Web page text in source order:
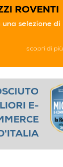
ROVENTI
selezione di
scopri di più
E-